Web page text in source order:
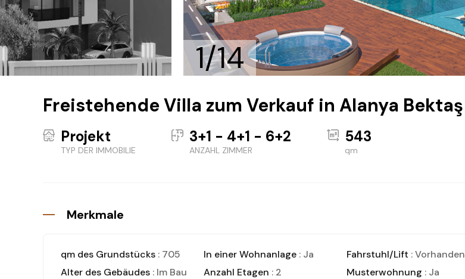
1/14
Freistehende Villa zum Verkauf in Alanya Bektaş
Projekt
TYP DER IMMOBILIE
3+1 - 4+1 - 6+2
ANZAHL ZIMMER
543
qm
Merkmale
qm des Grundstücks : 705 In einer Wohnanlage : Ja Fahrstuhl/Lift : Vorhanden
Alter des Gebäudes : Im Bau Anzahl Etagen : 2 Musterwohnung : Ja